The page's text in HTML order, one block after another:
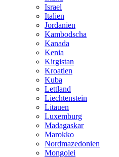
Israel
Italien
Jordanien
Kambodscha
Kanada
Kenia
Kirgistan
Kroatien
Kuba
Lettland
Liechtenstein
Litauen
Luxemburg
Madagaskar
Marokko
Nordmazedonien
Mongolei